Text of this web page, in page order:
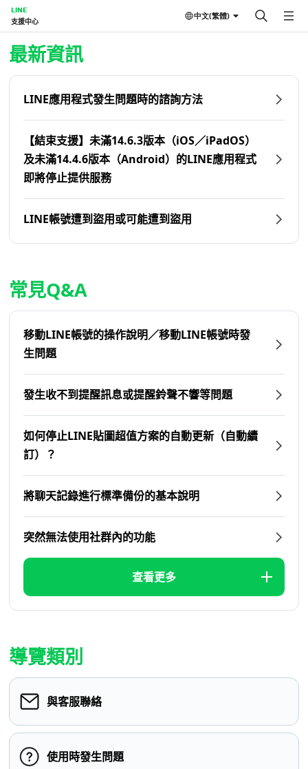
LINE
支援中心
中文(繁體)
首頁 | LINE支援中心
最新資訊
LINE應用程式發生問題時的諮詢方法
【結束支援】未滿14.6.3版本（iOS／iPadOS）
及未滿14.4.6版本（Android）的LINE應用程式
即將停止提供服務
LINE帳號遭到盜用或可能遭到盜用
常見Q&A
移動LINE帳號的操作說明／移動LINE帳號時發
生問題
發生收不到提醒訊息或提醒鈴聲不響等問題
如何停止LINE貼圖超值方案的自動更新（自動續
訂）？
將聊天記錄進行標準備份的基本說明
突然無法使用社群內的功能
查看更多
導覽類別
與客服聯絡
使用時發生問題